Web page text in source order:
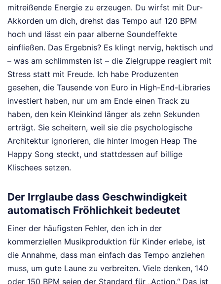
mitreißende Energie zu erzeugen. Du wirfst mit Dur-
Akkorden um dich, drehst das Tempo auf 120 BPM
hoch und lässt ein paar alberne Soundeffekte
einfließen. Das Ergebnis? Es klingt nervig, hektisch und
– was am schlimmsten ist – die Zielgruppe reagiert mit
Stress statt mit Freude. Ich habe Produzenten
gesehen, die Tausende von Euro in High-End-Libraries
investiert haben, nur um am Ende einen Track zu
haben, den kein Kleinkind länger als zehn Sekunden
erträgt. Sie scheitern, weil sie die psychologische
Architektur ignorieren, die hinter Imogen Heap The
Happy Song steckt, und stattdessen auf billige
Klischees setzen.
Der Irrglaube dass Geschwindigkeit
automatisch Fröhlichkeit bedeutet
Einer der häufigsten Fehler, den ich in der
kommerziellen Musikproduktion für Kinder erlebe, ist
die Annahme, dass man einfach das Tempo anziehen
muss, um gute Laune zu verbreiten. Viele denken, 140
oder 150 BPM seien der Standard für „Action.“ Das ist